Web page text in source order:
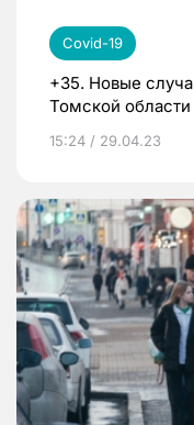
Covid-19
+35. Новые
Томской области
15:24 / 29.04.23